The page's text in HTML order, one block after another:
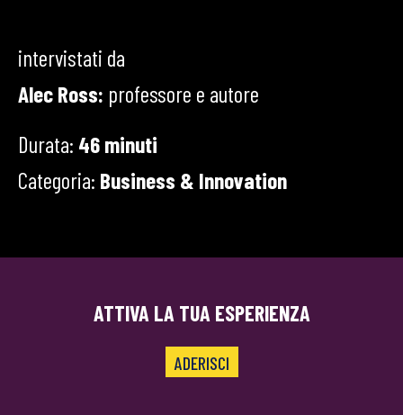
intervistati da
Alec Ross: professore e autore
Durata: 46 minuti
Categoria: Business & Innovation
ATTIVA LA TUA ESPERIENZA
ADERISCI